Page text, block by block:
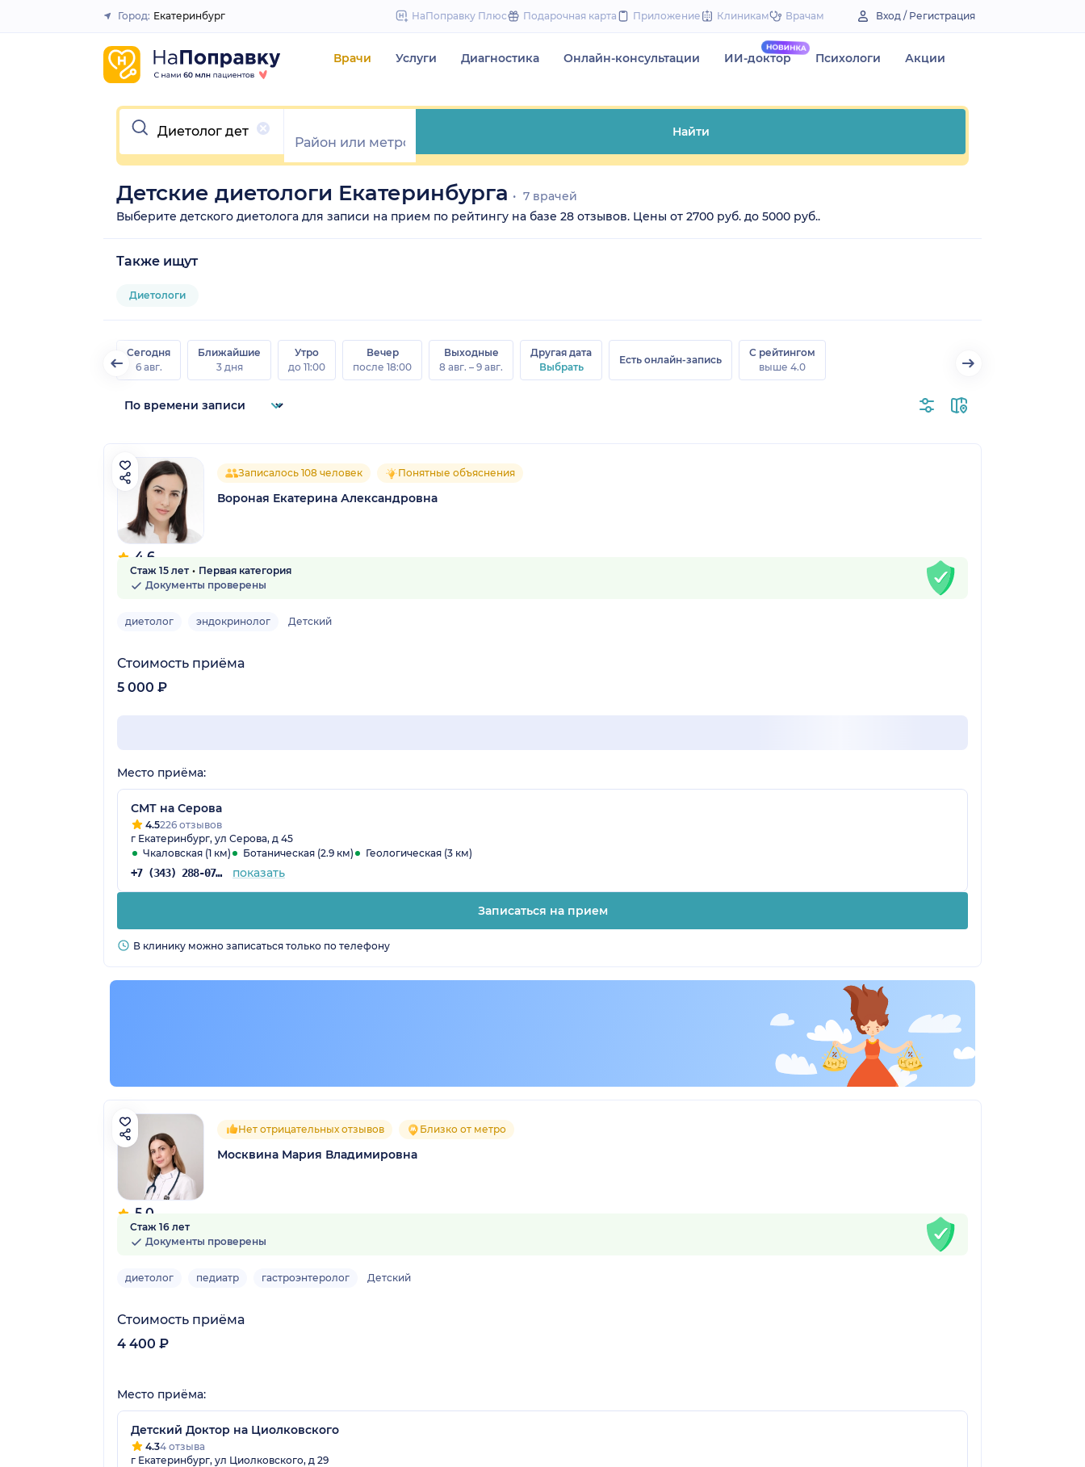
to
Закрыть
Город: Екатеринбург НаПоправку Плюс Подарочная карта Приложение Клиникам Врачам Вход / Регистрация
Врачи Услуги Диагностика Онлайн-консультации ИИ-доктор Психологи Акции
Очистить
Найти
Детские диетологи Екатеринбурга
7 врачей
Выберите детского диетолога для записи на прием по рейтингу на базе 28 отзывов. Цены от 2700 руб. до 5000 руб..
Также ищут
Диетологи
Сегодня
6 авг.
Ближайшие
3 дня
Утро
до 11:00
Вечер
после 18:00
Выходные
8 авг. – 9 авг.
Другая дата
Выбрать
Есть онлайн-запись
С рейтингом
выше 4.0
4.6
10 отзывов
Записалось 108 человек Понятные объяснения
Вороная Екатерина Александровна
Стаж 15 лет
Первая категория
Документы проверены
диетолог эндокринолог Детский
Стоимость приёма
5 000 ₽
Место приёма:
СМТ на Серова
4.5226 отзывов
г Екатеринбург, ул Серова, д 45
Чкаловская (1 км)
Ботаническая (2.9 км) Геологическая (3 км)
+7 (343) 288-07-54 показать
Записаться на прием
В клинику можно записаться только по телефону
5.0
7 отзывов
Нет отрицательных отзывов Близко от метро
Москвина Мария Владимировна
Стаж 16 лет
Документы проверены
диетолог педиатр гастроэнтеролог Детский
Стоимость приёма
4 400 ₽
Место приёма:
Детский Доктор на Циолковского
4.34 отзыва
г Екатеринбург, ул Циолковского, д 29